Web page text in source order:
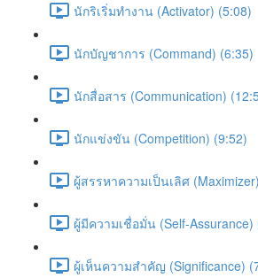
นักริเริ่มทำงาน (Activator) (5:08)
นักบัญชาการ (Command) (6:35)
นักสื่อสาร (Communication)
นักแข่งขัน (Competition) (9:52)
ผู้สรรหาความเป็นเลิศ
ผู้มีความเชื่อมั่น (Self-Assurance)
ผู้เห็นความสำคัญ (Significance)